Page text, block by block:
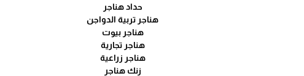
حداد هناجر
هناجر تربية الدواجن
هناجر بيوت
هناجر تجارية
هناجر زراعية
زنك هناجر